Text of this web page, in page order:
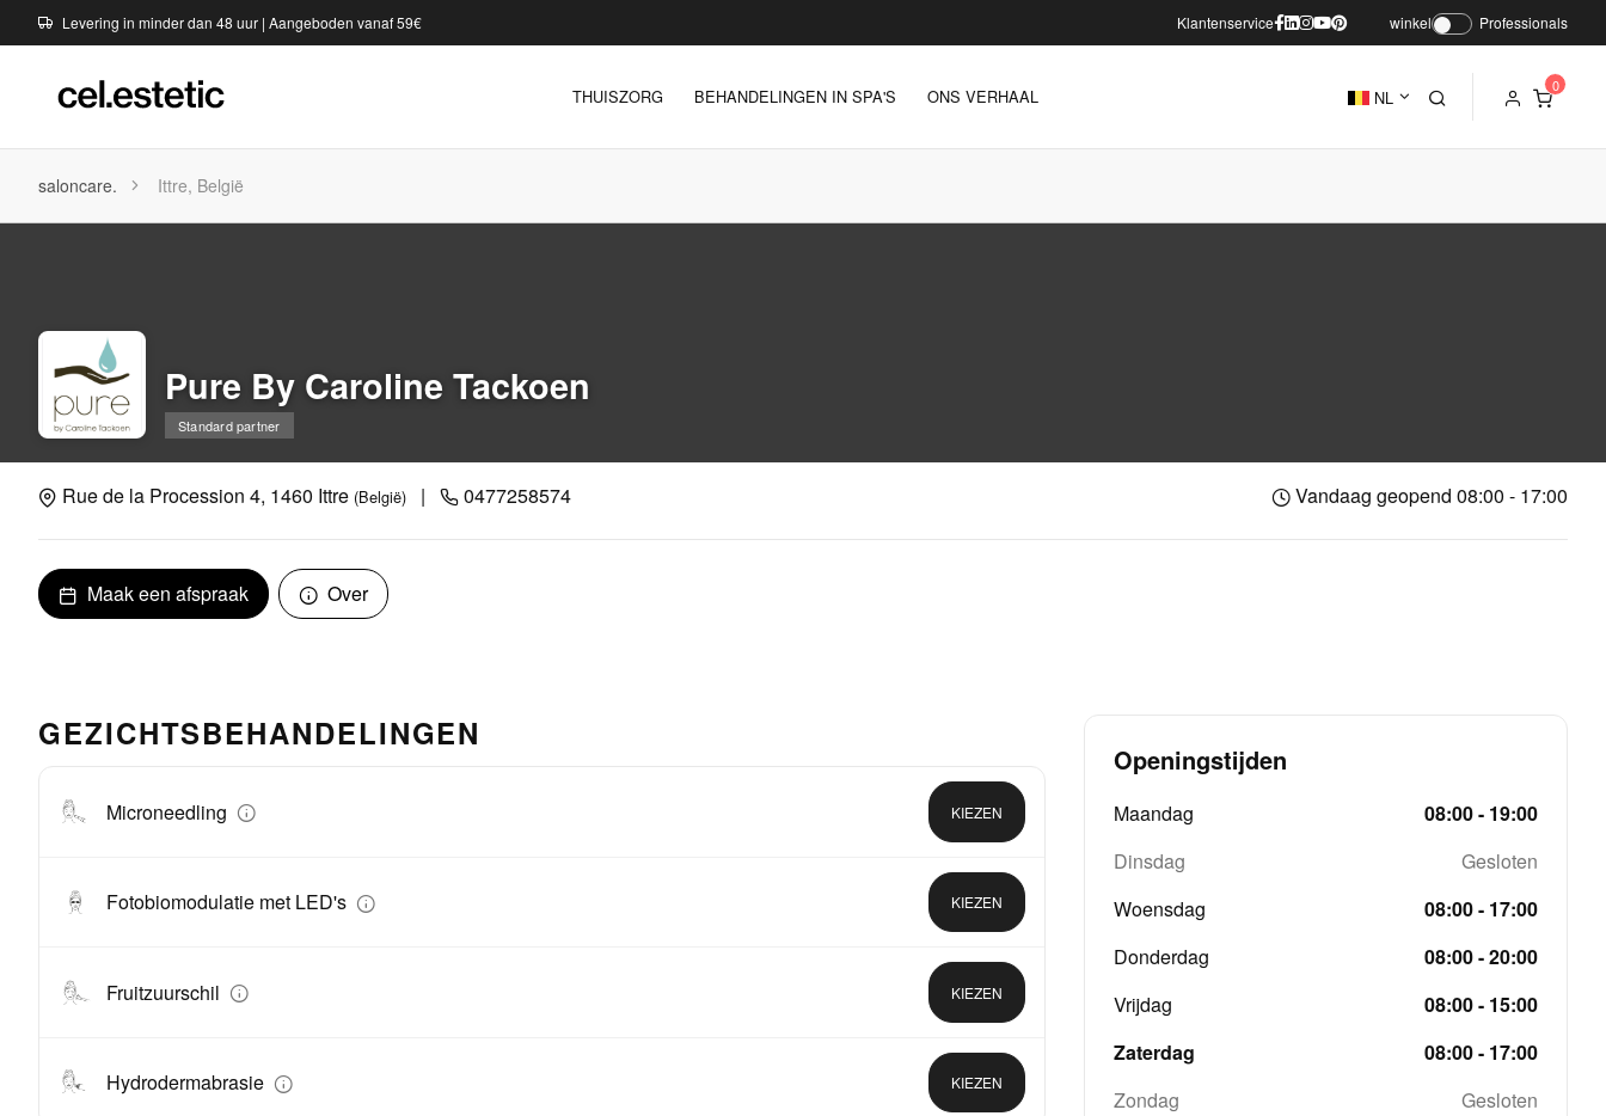
Levering in minder dan 48 uur | Aangeboden vanaf 59€ Klantenservice winkel Professionals
THUISZORG BEHANDELINGEN IN SPA'S ONS VERHAAL NL
saloncare. Ittre, België
Pure By Caroline Tackoen
Standard partner
Rue de la Procession 4, 1460 Ittre (België) | 0477258574 Vandaag geopend 08:00 - 17:00
Maak een afspraak Over
GEZICHTSBEHANDELINGEN
Microneedling KIEZEN
Fotobiomodulatie met LED's KIEZEN
Fruitzuurschil KIEZEN
Hydrodermabrasie KIEZEN
Openingstijden
Maandag
08:00 - 19:00
Dinsdag
Gesloten
Woensdag
08:00 - 17:00
Donderdag
08:00 - 20:00
Vrijdag
08:00 - 15:00
Zaterdag
08:00 - 17:00
Zondag
Gesloten